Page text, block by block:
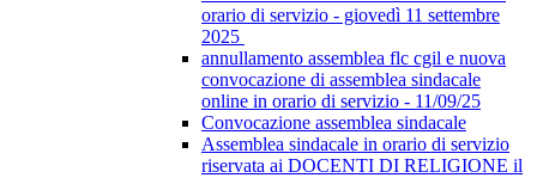
orario di servizio - giovedì 11 settembre
2025
annullamento assemblea flc cgil e nuova
convocazione di assemblea sindacale
online in orario di servizio - 11/09/25
Convocazione assemblea sindacale
Assemblea sindacale in orario di servizio
riservata ai DOCENTI DI RELIGIONE il